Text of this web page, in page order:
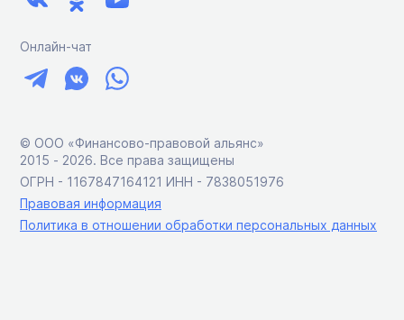
Онлайн-чат
© ООО «Финансово-правовой альянс»
2015 ‑ 2026. Все права защищены
ОГРН - 1167847164121 ИНН - 7838051976
Правовая информация
Политика в отношении обработки персональных данных